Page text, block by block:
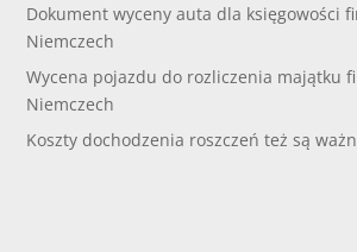
Dokument wyceny auta dla księgowości
Niemczech
Wycena pojazdu do rozliczenia majątku
Niemczech
Koszty dochodzenia roszczeń też są